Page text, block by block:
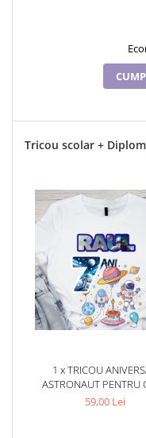
Tricou scolar +
1 x TRICOU
ASTRONAUT PENTRU
ALB DIN BUMBAC
59,00 Lei